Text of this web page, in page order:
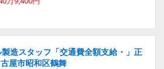
造スタッフ「交通費全額支給・」正
屋市昭和区鶴舞